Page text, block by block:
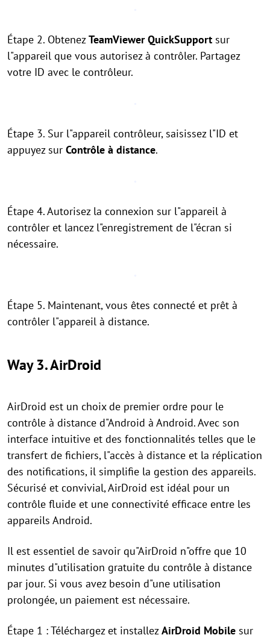
Étape 2. ObtenezTeamViewer QuickSupport sur
l"appareil que vous autorisez à contrôler. Partagez
votre ID avec le contrôleur.
Étape 3. Sur l"appareil contrôleur, saisissez l"ID et
appuyez sur Contrôle à distance.
Étape 4. Autorisez la connexion sur l"appareil à
contrôler et lancez l"enregistrement de l"écran si
nécessaire.
Étape 5. Maintenant, vous êtes connecté et prêt à
contrôler l"appareil à distance.
Way 3. AirDroid
AirDroid est un choix de premier ordre pour le
contrôle à distance d"Android à Android. Avec son
interface intuitive et des fonctionnalités telles que le
transfert de fichiers, l"accès à distance et la réplication
des notifications, il simplifie la gestion des appareils.
Sécurisé et convivial, AirDroid est idéal pour un
contrôle fluide et une connectivité efficace entre les
appareils Android.
Il est essentiel de savoir qu"AirDroid n"offre que 10
minutes d"utilisation gratuite du contrôle à distance
par jour. Si vous avez besoin d"une utilisation
prolongée, un paiement est nécessaire.
Étape 1 : Téléchargez et installezAirDroid Mobile sur